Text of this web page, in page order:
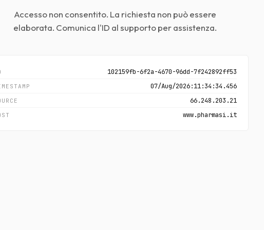
Accesso non consentito. La richiesta non può essere
elaborata. Comunica l'ID al supporto per assistenza.
102159fb-6f2a-4670-96dd-7f242892ff53
07/Aug/2026:11:34:34.456
66.248.203.21
www.pharmasi.it